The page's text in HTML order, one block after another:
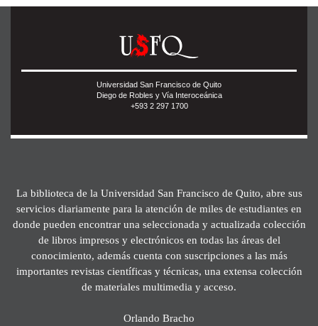
Universidad San Francisco de Quito
Diego de Robles y Vía Interoceánica
+593 2 297 1700
La biblioteca de la Universidad San Francisco de Quito, abre sus
servicios diariamente para la atención de miles de estudiantes en
donde pueden encontrar una seleccionada y actualizada colección
de libros impresos y electrónicos en todas las áreas del
conocimiento, además cuenta con suscripciones a las más
importantes revistas científicas y técnicas, una extensa colección
de materiales multimedia y acceso.
Orlando Bracho